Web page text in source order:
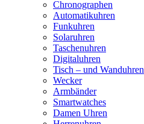
Chronographen
Automatikuhren
Funkuhren
Solaruhren
Taschenuhren
Digitaluhren
Tisch – und Wanduhren
Wecker
Armbänder
Smartwatches
Damen Uhren